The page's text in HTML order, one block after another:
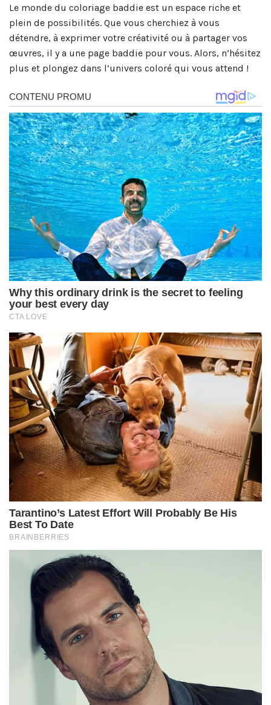
Le monde du coloriage baddie est un espace riche et
plein de possibilités. Que vous cherchiez à vous
détendre, à exprimer votre créativité ou à partager vos
œuvres, il y a une page baddie pour vous. Alors, n’hésitez
plus et plongez dans l’univers coloré qui vous attend !